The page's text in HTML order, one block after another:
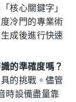
核心關鍵字」
冷門的專業術
成後進行快速
的準確度嗎？
的挑戰。儘管
時設備盡量靠